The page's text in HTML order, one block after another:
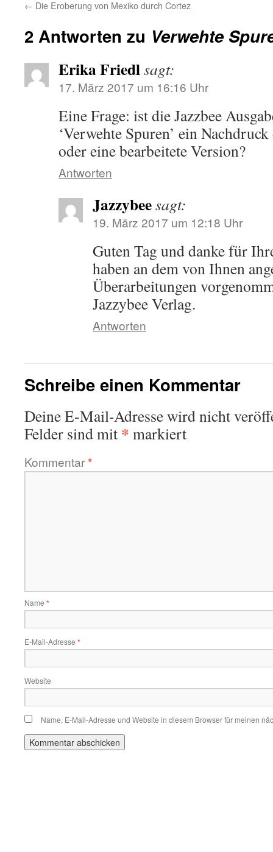
← Die Eroberung von Mexiko durch Cortez
2 Antworten zu Verwehte
Erika Friedlsagt:
17. März 2017 um 16:16 Uhr
Eine Frage: ist die Jazzbee
‘Verwehte Spuren’ ein
oder eine bearbeitete Version?
Antworten
Jazzybeesagt:
19. März 2017 um 12:18 Uhr
Guten Tag und danke für
haben an dem von Ihnen
Überarbeitungen
Jazzybee Verlag.
Antworten
Schreibe einen Kommentar
Deine E-Mail-Adresse wird nicht
Felder sind mit * markiert
Kommentar*
Name *
E-Mail-Adresse *
Website
Name, E-Mail-Adresse und Website in diesem Browser für meinen